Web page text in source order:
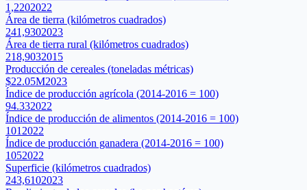
1,2202022
Área de tierra (kilómetros cuadrados)
241,9302023
Área de tierra rural (kilómetros cuadrados)
218,9032015
Producción de cereales (toneladas métricas)
$22.05M2023
Índice de producción agrícola (2014-2016 = 100)
94.332022
Índice de producción de alimentos (2014-2016 = 100)
101 2022
Índice de producción ganadera (2014-2016 = 100)
1052022
Superficie (kilómetros cuadrados)
243,6102023